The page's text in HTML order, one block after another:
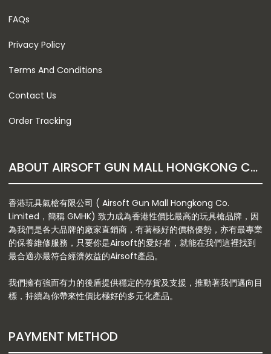
FAQs
Privacy Policy
Terms And Conditions
Contact Us
Order Tracking
ABOUT AIRSOFT GUN MALL HONGKONG CO. LTD
香港玩具氣槍有限公司 ( Airsoft Gun Mall Hongkong Co.
Limited，簡稱 GMHK) 致力成為香港性價比最高的玩具槍品牌，因
為我們是各大品牌的廠家直銷商，有著極好的價格優勢，亦有最專業
的保養維修服務，只要你是Airsoft的愛好者，就能在我們這裡找到
最合適亦最符合經濟效益的Airsoft產品。
我們擁有強而有力的後盾提供穩定的存貨及支援，推動著我們邁向目
標，持續為你帶來性價比極好的多元化產品。
PAYMENT METHOD